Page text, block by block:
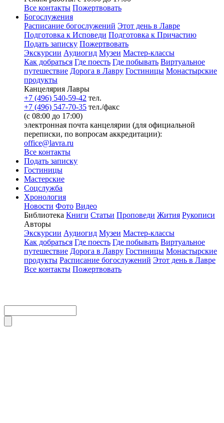
Все контакты Пожертвовать
Богослужения
Расписание богослужений Этот день в Лавре
Подготовка к Исповеди Подготовка к Причастию
Подать записку Пожертвовать
Экскурсии Аудиогид Музеи Мастер-классы
Как добраться Где поесть Где побывать Виртуальное
путешествие Дорога в Лавру Гостиницы Монастырские
продукты
Канцелярия Лавры
+7 (496) 540-59-42 тел.
+7 (496) 547-70-35 тел./факс
(с 08:00 до 17:00)
электронная почта канцелярии (для официальной
переписки, по вопросам аккредитации):
office@lavra.ru
Все контакты
Подать записку
Гостиницы
Мастерские
Соцслужба
Хронология
Новости Фото Видео
Библиотека Книги Статьи Проповеди Жития Рукописи
Авторы
Экскурсии Аудиогид Музеи Мастер-классы
Как добраться Где поесть Где побывать Виртуальное
путешествие Дорога в Лавру Гостиницы Монастырские
продукты Расписание богослужений Этот день в Лавре
Все контакты Пожертвовать